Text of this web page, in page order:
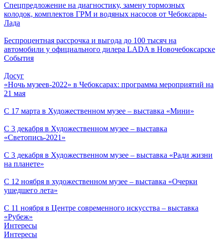
Спецпредложение на диагностику, замену тормозных
колодок, комплектов ГРМ и водяных насосов от Чебоксары-
Лада
Беспроцентная рассрочка и выгода до 100 тысяч на
автомобили у официального дилера LADA в Новочебоксарске
События
Досуг
«Ночь музеев-2022» в Чебоксарах: программа мероприятий на
21 мая
С 17 марта в Художественном музее – выставка «Мини»
С 3 декабря в Художественном музее – выставка
«Светопись-2021»
С 3 декабря в Художественном музее – выставка «Ради жизни
на планете»
С 12 ноября в художественном музее – выставка «Очерки
ушедшего лета»
С 11 ноября в Центре современного искусства – выставка
«Рубеж»
Интересы
Интересы